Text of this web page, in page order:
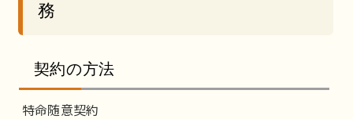
務
契約の方法
特命随意契約